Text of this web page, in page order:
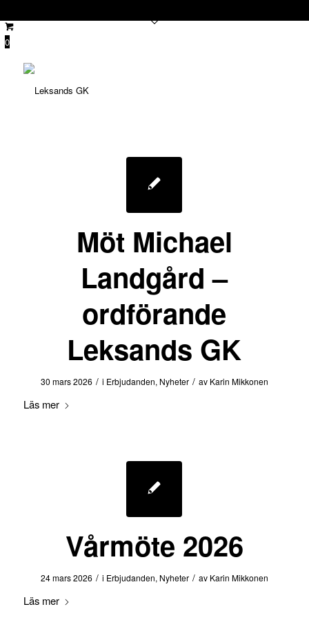
0
Möt Michael
Landgård –
ordförande
Leksands GK
30 mars 2026 / i Erbjudanden, Nyheter / av Karin Mikkonen
Läs mer
Vårmöte 2026
24 mars 2026 / i Erbjudanden, Nyheter / av Karin Mikkonen
Läs mer